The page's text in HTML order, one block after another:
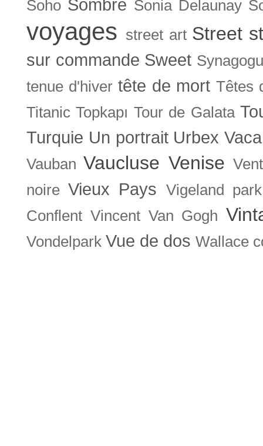
Soho Sombre Sonia Delaunay
voyages street art Street
sur commande Sweet
tenue d'hiver tête de mort Têtes
Titanic Topkapı Tour de Galata
Turquie Un portrait Urbex
Vauban Vaucluse Venise
noire Vieux Pays
Vigeland park
Conflent Vincent Van Gogh
Vondelpark Vue de dos Wallace